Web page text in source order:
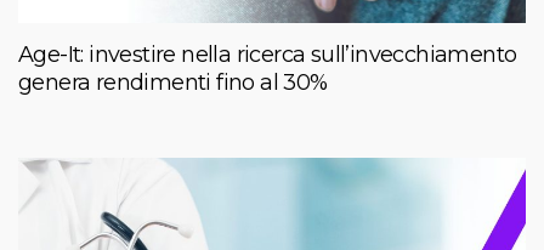
Age-It: investire nella ricerca sull’invecchiamento
genera rendimenti fino al 30%